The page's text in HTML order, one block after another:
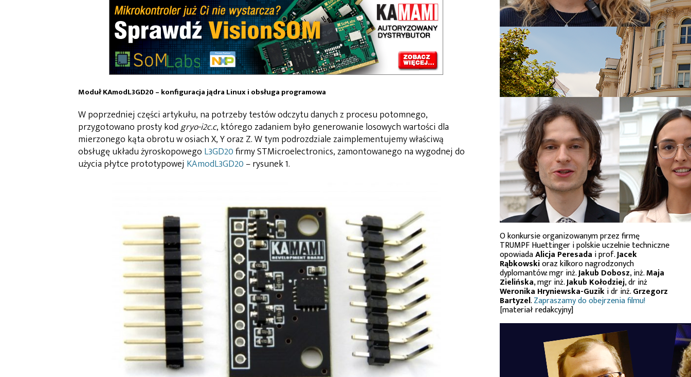
Moduł KAmodL3GD20 – konfiguracja jądra Linux i obsługa programowa
W poprzedniej części artykułu, na potrzeby testów odczytu danych z procesu potomnego,
przygotowano prosty kodgryo-i2c.c, którego zadaniem było generowanie losowych wartości dla
mierzonego kąta obrotu w osiach X, Y oraz Z. W tym podrozdziale zaimplementujemy właściwą
obsługę układu żyroskopowego L3GD20firmy STMicroelectronics, zamontowanego na wygodnej do
użycia płytce prototypowej KAmodL3GD20 – rysunek 1.
O konkursie organizowanym przez firmę
TRUMPF Huettinger i polskie uczelnie techniczne
opowiadaAlicja Peresada i prof.Jacek
Rąbkowskioraz kilkoro nagrodzonych
dyplomantów: mgr inż.Jakub Dobosz, inż.Maja
Zielińska, mgr inż.Jakub Kołodziej, dr inż
Weronika Hryniewska-Guziki dr inż.Grzegorz
Bartyzel.Zapraszamy do obejrzenia filmu!
[materiał redakcyjny]